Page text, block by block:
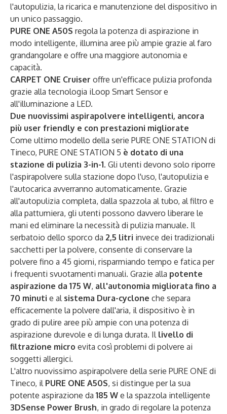
l'autopulizia, la ricarica e manutenzione del dispositivo in
un unico passaggio.
PURE ONE A50S regola la potenza di aspirazione in
modo intelligente, illumina aree più ampie grazie al faro
grandangolare e offre una maggiore autonomia e
capacità.
CARPET ONE Cruiser offre un'efficace pulizia profonda
grazie alla tecnologia iLoop Smart Sensor e
all'illuminazione a LED.
Due nuovissimi aspirapolvere intelligenti, ancora
più user friendly e con prestazioni migliorate
Come ultimo modello della serie PURE ONE STATION di
Tineco, PURE ONE STATION 5 è dotato di una
stazione di pulizia 3-in-1. Gli utenti devono solo riporre
l'aspirapolvere sulla stazione dopo l'uso, l'autopulizia e
l'autocarica avverranno automaticamente. Grazie
all'autopulizia completa, dalla spazzola al tubo, al filtro e
alla pattumiera, gli utenti possono davvero liberare le
mani ed eliminare la necessità di pulizia manuale. Il
serbatoio dello sporco da 2,5 litri invece dei tradizionali
sacchetti per la polvere, consente di conservare la
polvere fino a 45 giorni, risparmiando tempo e fatica per
i frequenti svuotamenti manuali. Grazie alla potente
aspirazione da 175 W, all'autonomia migliorata fino a
70 minuti e al sistema Dura-cyclone che separa
efficacemente la polvere dall'aria, il dispositivo è in
grado di pulire aree più ampie con una potenza di
aspirazione durevole e di lunga durata. Il livello di
filtrazione micro evita così problemi di polvere ai
soggetti allergici.
L'altro nuovissimo aspirapolvere della serie PURE ONE di
Tineco, il PURE ONE A50S, si distingue per la sua
potente aspirazione da 185 W e la spazzola intelligente
3DSense Power Brush, in grado di regolare la potenza